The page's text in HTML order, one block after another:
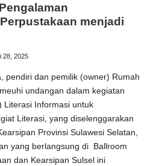
menjadi
28, 2025
pendiri dan pemilik (owner) Rumah
undangan dalam kegiatan
Literasi Informasi untuk
Literasi, yang diselenggarakan
Provinsi Sulawesi Selatan,
yang berlangsung di Ballroom
dan Kearsipan Sulsel ini